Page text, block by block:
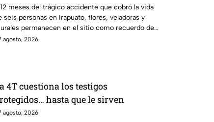
personas arroll4das por el tren
meses del trágico accidente que cobró la vida
seis personas en Irapuato, flores, veladoras y
permanecen en el sitio como recuerdo de
víctimas.
agosto, 2026
4T cuestiona los testigos
hasta que le sirven
agosto, 2026